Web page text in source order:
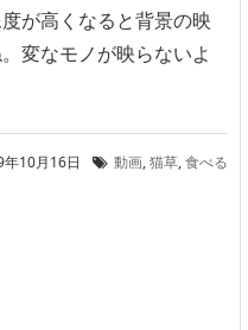
が高くなると背景の映
変なモノが映らないよ
10月16日 動画,猫草,食べる